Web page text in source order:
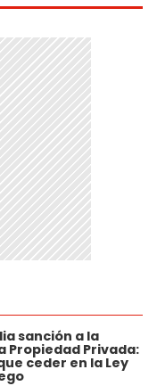
sanción a la
Propiedad Privada:
ceder en la Ley